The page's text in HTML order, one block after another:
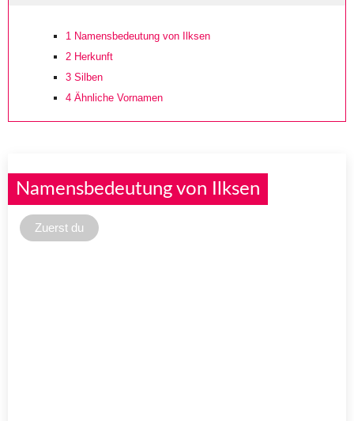
1 Namensbedeutung von Ilksen
2 Herkunft
3 Silben
4 Ähnliche Vornamen
Namensbedeutung von Ilksen
Zuerst du